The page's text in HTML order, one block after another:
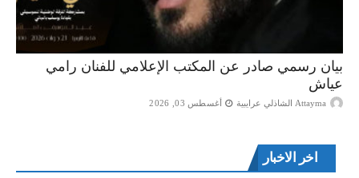
بيان رسمي صادر عن المكتب الإعلامي للفنان رامي
عياش
Attayma الشاذلي عرايبية أغسطس 03, 2026
اخر الاخبار